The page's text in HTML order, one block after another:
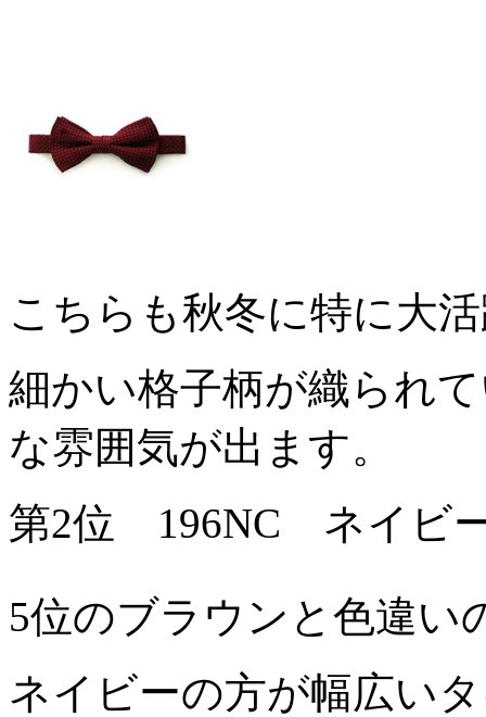
こちらも秋冬に特に大
細かい格子柄が織られ
な雰囲気が出ます。
第2位 196NC ネイビ
5位のブラウンと色違い
ネイビーの方が幅広い